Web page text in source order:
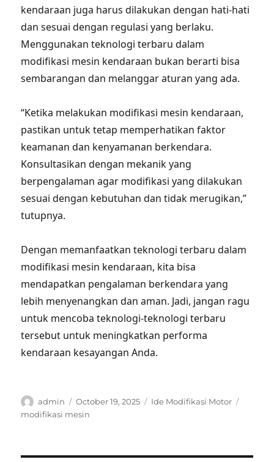
kendaraan juga harus dilakukan dengan hati-hati
dan sesuai dengan regulasi yang berlaku.
Menggunakan teknologi terbaru dalam
modifikasi mesin kendaraan bukan berarti bisa
sembarangan dan melanggar aturan yang ada.
“Ketika melakukan modifikasi mesin kendaraan,
pastikan untuk tetap memperhatikan faktor
keamanan dan kenyamanan berkendara.
Konsultasikan dengan mekanik yang
berpengalaman agar modifikasi yang dilakukan
sesuai dengan kebutuhan dan tidak merugikan,”
tutupnya.
Dengan memanfaatkan teknologi terbaru dalam
modifikasi mesin kendaraan, kita bisa
mendapatkan pengalaman berkendara yang
lebih menyenangkan dan aman. Jadi, jangan ragu
untuk mencoba teknologi-teknologi terbaru
tersebut untuk meningkatkan performa
kendaraan kesayangan Anda.
Author
admin
Posted
on
October 19, 2025 Categories
Ide Modifikasi Motor
modifikasi mesin